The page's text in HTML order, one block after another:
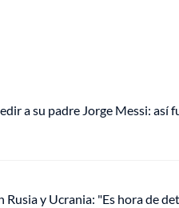
a su padre Jorge Messi: así
Rusia y Ucrania: "Es hora de